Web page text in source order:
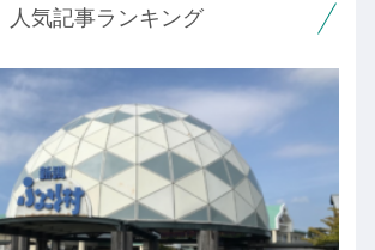
人気記事ランキング